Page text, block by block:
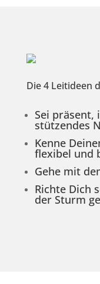
Die 4 Leitideen
Sei präsent,
stützendes
Kenne
flexibel und
Gehe mit
Richte Dich
der Sturm